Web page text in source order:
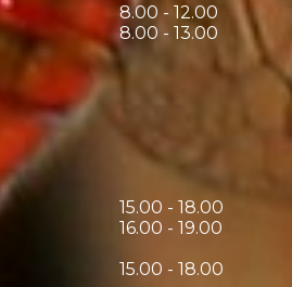
8.00 - 12.00
8.00 - 13.00
15.00 - 18.00
16.00 - 19.00
15.00 - 18.00